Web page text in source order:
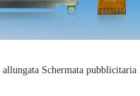
Schermata